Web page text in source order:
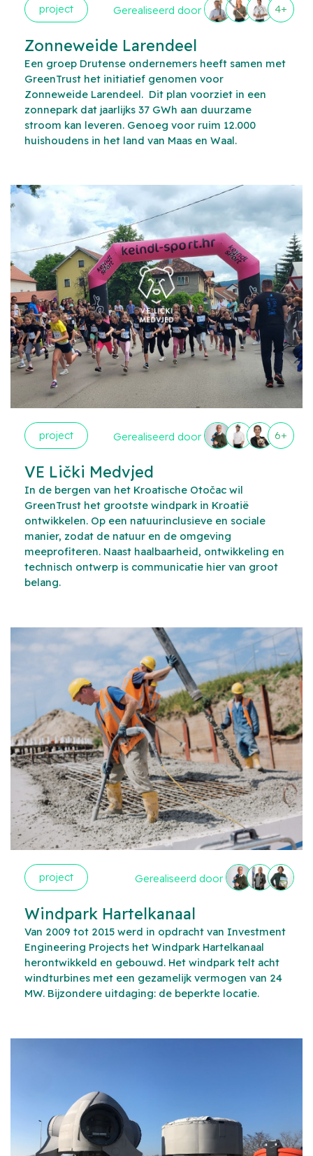
project Gerealiseerd door 4+
Zonneweide Larendeel
Een groep Drutense ondernemers heeft samen met
GreenTrust het initiatief genomen voor
Zonneweide Larendeel. Dit plan voorziet in een
zonnepark dat jaarlijks 37 GWh aan duurzame
stroom kan leveren. Genoeg voor ruim 12.000
huishoudens in het land van Maas en Waal.
project Gerealiseerd door 6+
VE Lički Medvjed
In de bergen van het Kroatische Otočac wil
GreenTrust het grootste windpark in Kroatië
ontwikkelen. Op een natuurinclusieve en sociale
manier, zodat de natuur en de omgeving
meeprofiteren. Naast haalbaarheid, ontwikkeling en
technisch ontwerp is communicatie hier van groot
belang.
project Gerealiseerd door
Windpark Hartelkanaal
Van 2009 tot 2015 werd in opdracht van Investment
Engineering Projects het Windpark Hartelkanaal
herontwikkeld en gebouwd. Het windpark telt acht
windturbines met een gezamelijk vermogen van 24
MW. Bijzondere uitdaging: de beperkte locatie.